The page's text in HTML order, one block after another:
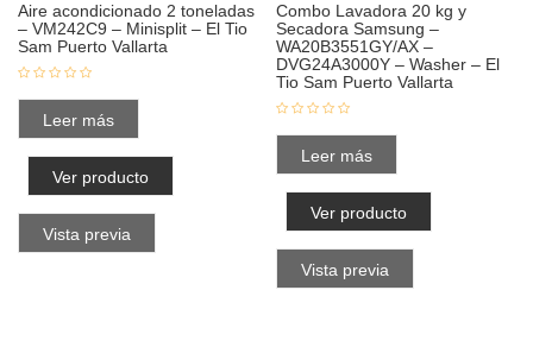
Aire acondicionado 2 toneladas
– VM242C9 – Minisplit – El Tio
Sam Puerto Vallarta
Leer más
Ver producto
Vista previa
Combo Lavadora 20 kg y
Secadora Samsung –
WA20B3551GY/AX –
DVG24A3000Y – Washer – El
Tio Sam Puerto Vallarta
Leer más
Ver producto
Vista previa